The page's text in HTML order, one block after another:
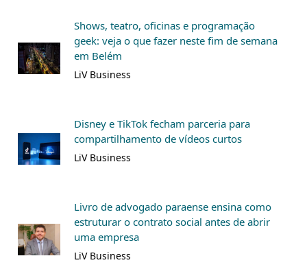
Shows, teatro, oficinas e programação
geek: veja o que fazer neste fim de semana
em Belém
LiV Business
Disney e TikTok fecham parceria para
compartilhamento de vídeos curtos
LiV Business
Livro de advogado paraense ensina como
estruturar o contrato social antes de abrir
uma empresa
LiV Business